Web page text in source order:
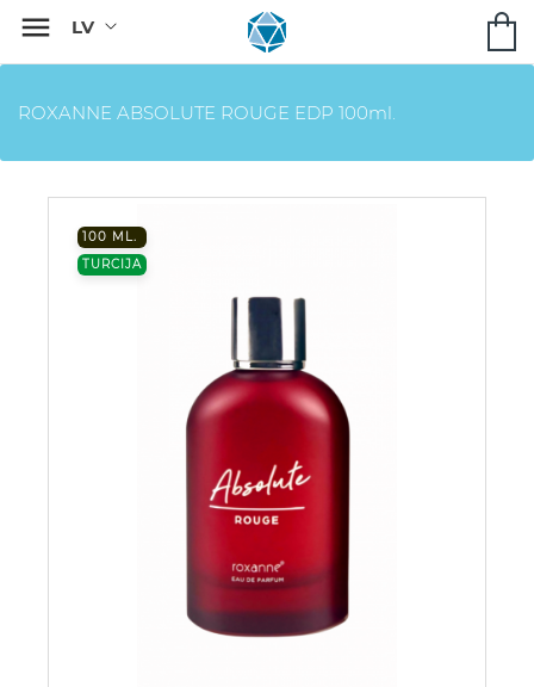

ROXANNE ABSOLUTE ROUGE EDP 100ml.
100 ML.
TURCIJA